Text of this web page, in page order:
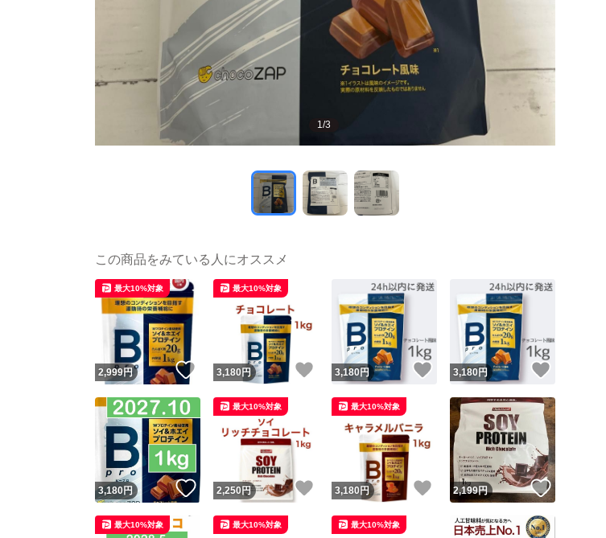
1/3
この商品をみている人にオススメ
2,999円 いいね！
最大10%対象
3,180 円 いいね！
最大10%対象
3,180円 いいね！
3,180円
3,180円 いいね！
2,250 円 いいね！
最大10%対象
3,180 円 いいね！
最大10%対象
2,199円 いいね！
最大10%対象 最大10%対象 最大10%対象